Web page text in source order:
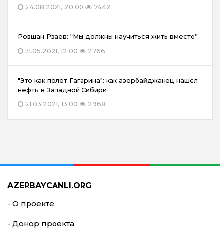
24.08.2021, 20:00
7442
Ровшан Рзаев: “Мы должны научиться жить вместе”
31.05.2021, 12:00
2766
"Это как полет Гагарина": как азербайджанец нашел
нефть в Западной Сибири
21.03.2021, 13:00
2968
AZERBAYCANLI.ORG
- О проекте
- Донор проекта